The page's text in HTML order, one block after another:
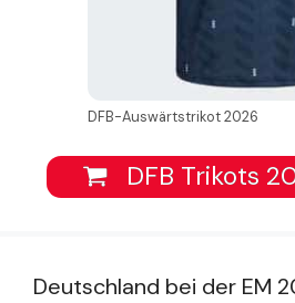
DFB-Auswärtstrikot 2026
DFB Trikots
Deutschland bei der EM